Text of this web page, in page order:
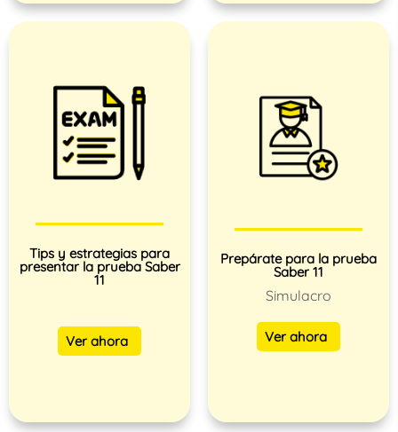
Tips y estrategias para
presentar la prueba Saber
11
Ver ahora
Prepárate para la prueba
Saber 11
Simulacro
Ver ahora